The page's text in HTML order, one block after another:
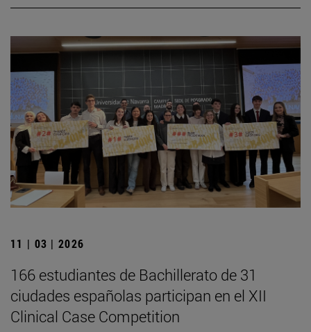
11 | 03 | 2026
166 estudiantes de Bachillerato de 31
ciudades españolas participan en el XII
Clinical Case Competition